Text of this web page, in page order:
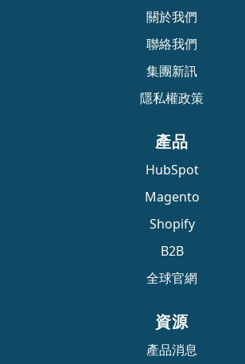
關於我們
聯絡我們
集團新訊
隱私權政策
產品
HubSpot
Magento
Shopify
B2B
全球官網
資源
產品消息